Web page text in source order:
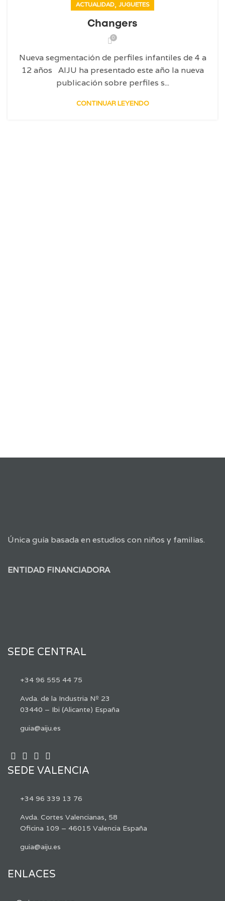
ACTUALIDAD, JUGUETES
Changers
0
Nueva segmentación de perfiles infantiles de 4 a
12 años AIJU ha presentado este año la nueva
publicación sobre perfiles s...
CONTINUAR LEYENDO
Única guía basada en estudios con niños y familias.
ENTIDAD FINANCIADORA
SEDE CENTRAL
+34 96 555 44 75
Avda. de la Industria Nº 23
03440 – Ibi (Alicante) España
guia@aiju.es
SEDE VALENCIA
+34 96 339 13 76
Avda. Cortes Valencianas, 58
Oficina 109 – 46015 Valencia España
guia@aiju.es
ENLACES